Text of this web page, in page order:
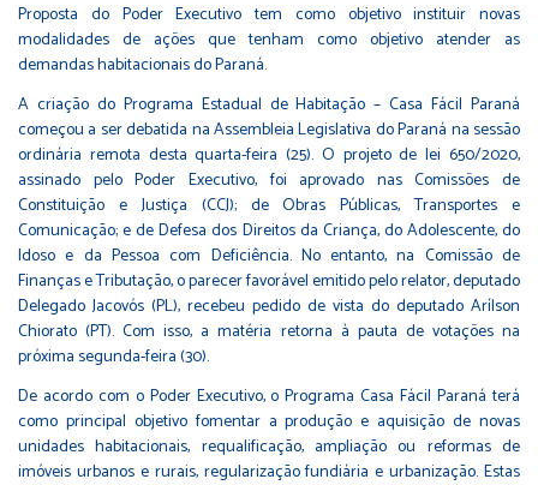
Proposta do Poder Executivo tem como objetivo instituir novas
modalidades de ações que tenham como objetivo atender as
demandas habitacionais do Paraná.
A criação do Programa Estadual de Habitação – Casa Fácil Paraná
começou a ser debatida na Assembleia Legislativa do Paraná na sessão
ordinária remota desta quarta-feira (25). O projeto de lei 650/2020,
assinado pelo Poder Executivo, foi aprovado nas Comissões de
Constituição e Justiça (CCJ); de Obras Públicas, Transportes e
Comunicação; e de Defesa dos Direitos da Criança, do Adolescente, do
Idoso e da Pessoa com Deficiência. No entanto, na Comissão de
Finanças e Tributação, o parecer favorável emitido pelo relator, deputado
Delegado Jacovós (PL), recebeu pedido de vista do deputado Arílson
Chiorato (PT). Com isso, a matéria retorna à pauta de votações na
próxima segunda-feira (30).
De acordo com o Poder Executivo, o Programa Casa Fácil Paraná terá
como principal objetivo fomentar a produção e aquisição de novas
unidades habitacionais, requalificação, ampliação ou reformas de
imóveis urbanos e rurais, regularização fundiária e urbanização. Estas